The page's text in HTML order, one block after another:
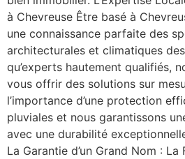
à Chevreuse Être basé à
une connaissance parfaite des
architecturales et climatiques
qu’experts hautement qualifiés,
vous offrir des solutions sur
l’importance d’une protection
pluviales et nous garantissons
avec une durabilité
La Garantie d’un Grand Nom : La